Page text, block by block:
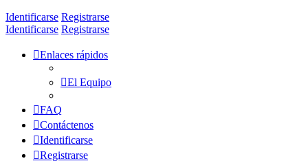
Identificarse Registrarse
Identificarse Registrarse
Enlaces rápidos
El Equipo
FAQ
Contáctenos
Identificarse
Registrarse